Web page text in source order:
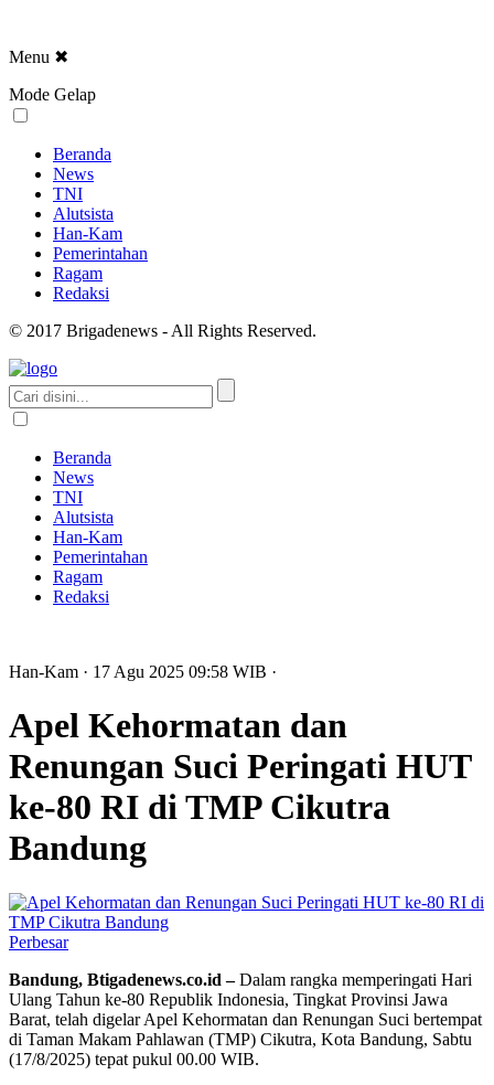
Menu ✖
Mode Gelap
Beranda
News
TNI
Alutsista
Han-Kam
Pemerintahan
Ragam
Redaksi
© 2017 Brigadenews - All Rights Reserved.
Beranda
News
TNI
Alutsista
Han-Kam
Pemerintahan
Ragam
Redaksi
Han-Kam · 17 Agu 2025 09:58 WIB ·
Apel Kehormatan dan
Renungan Suci Peringati HUT
ke-80 RI di TMP Cikutra
Bandung
Perbesar
Bandung, Btigadenews.co.id –Dalam rangka memperingati Hari
Ulang Tahun ke-80 Republik Indonesia, Tingkat Provinsi Jawa
Barat, telah digelar Apel Kehormatan dan Renungan Suci bertempat
di Taman Makam Pahlawan (TMP) Cikutra, Kota Bandung, Sabtu
(17/8/2025) tepat pukul 00.00 WIB.